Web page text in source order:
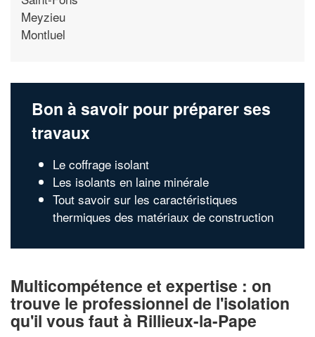
Meyzieu
Montluel
Bon à savoir pour préparer ses
travaux
Le coffrage isolant
Les isolants en laine minérale
Tout savoir sur les caractéristiques
thermiques des matériaux de construction
Multicompétence et expertise : on
trouve le professionnel de l'isolation
qu'il vous faut à Rillieux-la-Pape